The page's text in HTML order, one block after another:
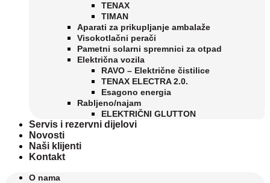
TENAX
TIMAN
Aparati za prikupljanje ambalaže
Visokotlačni perači
Pametni solarni spremnici za otpad
Električna vozila
RAVO – Električne čistilice
TENAX ELECTRA 2.0.
Esagono energia
Rabljeno/najam
ELEKTRIČNI GLUTTON
Servis i rezervni dijelovi
Novosti
Naši klijenti
Kontakt
O nama